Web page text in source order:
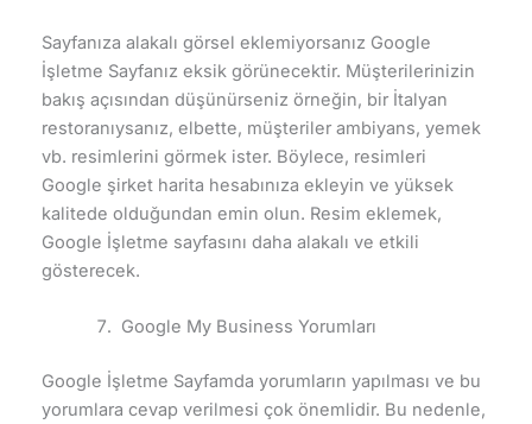
Sayfanıza alakalı görsel eklemiyorsanız Google
İşletme Sayfanız eksik görünecektir. Müşterilerinizin
bakış açısından düşünürseniz örneğin, bir İtalyan
restoranıysanız, elbette, müşteriler ambiyans, yemek
vb. resimlerini görmek ister. Böylece, resimleri
Google şirket harita hesabınıza ekleyin ve yüksek
kalitede olduğundan emin olun. Resim eklemek,
Google İşletme sayfasını daha alakalı ve etkili
gösterecek.
Google My Business Yorumları
Google İşletme Sayfamda yorumların yapılması ve bu
yorumlara cevap verilmesi çok önemlidir. Bu nedenle,